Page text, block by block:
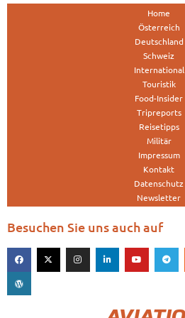
Home
Österreich
Deutschland
Schweiz
International
Touristik
Food-Insider
Tripreports
Reisetipps
Militär
Impressum
Kontakt
Datenschutz
Newsletter
Besuchen Sie uns auch auf